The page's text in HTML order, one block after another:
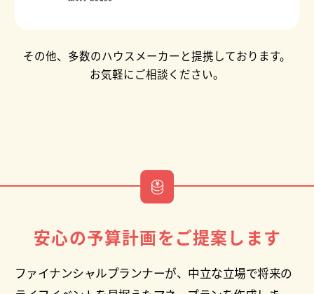
その他、多数のハウスメーカーと提携しております。
お気軽にご相談ください。
安心の予算計画をご提案します
ファイナンシャルプランナーが、中立な立場で将来の